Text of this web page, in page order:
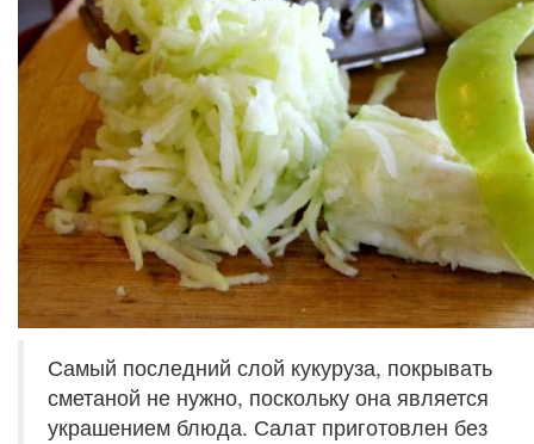
Самый последний слой кукуруза, покрывать
сметаной не нужно, поскольку она является
украшением блюда. Салат приготовлен без